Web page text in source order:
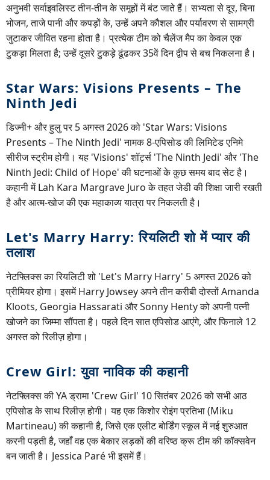
अनुभवी सर्वाइवलिस्ट तीन-तीन के समूहों में बंट जाते हैं। सभ्यता से दूर, बिना
भोजन, ताजे पानी और कपड़ों के, उन्हें अपने कौशल और पर्यावरण से सामग्री
जुटाकर जीवित रहना होता है। प्रत्येक टीम को चैलेंज मैप का केवल एक
टुकड़ा मिलता है; उन्हें दूसरे टुकड़े ढूंढकर 35वें दिन द्वीप से बच निकलना है।
Star Wars: Visions Presents – The
Ninth Jedi
डिज्नी+ और हुलु पर 5 अगस्त 2026 को 'Star Wars: Visions
Presents – The Ninth Jedi' नामक 8-एपिसोड की लिमिटेड एनिमे
सीरीज स्ट्रीम होगी। यह 'Visions' शॉर्ट्स 'The Ninth Jedi' और 'The
Ninth Jedi: Child of Hope' की घटनाओं के कुछ समय बाद सेट है।
कहानी में Lah Kara Margrave Juro के तहत जेडी की शिक्षा जारी रखती
है और आत्म-खोज की एक महाकाव्य यात्रा पर निकलती है।
Let's Marry Harry: रियलिटी शो में प्यार की
तलाश
नेटफ्लिक्स का रियलिटी शो 'Let's Marry Harry' 5 अगस्त 2026 को
प्रीमियर होगा। इसमें Harry Jowsey अपने तीन करीबी दोस्तों Amanda
Kloots, Georgia Hassarati और Sonny Henty को अपनी पत्नी
खोजने का जिम्मा सौंपता है। पहले दिन सात एपिसोड आएंगे, और फिनाले 12
अगस्त को रिलीज़ होगा।
Crew Girl: युवा नाविक की कहानी
नेटफ्लिक्स की YA ड्रामा 'Crew Girl' 10 सितंबर 2026 को सभी आठ
एपिसोड के साथ रिलीज़ होगी। यह एक किशोर रोइंग प्रतिभा (Miku
Martineau) की कहानी है, जिसे एक एलीट बोर्डिंग स्कूल में नई शुरुआत
करनी पड़ती है, जहाँ वह एक बेकार लड़कों की वरिष्ठ क्रू टीम की कॉक्सवेन
बन जाती है। Jessica Paré भी इसमें हैं।